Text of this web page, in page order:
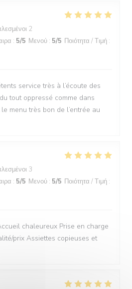
2
: 5/5 Μενού : 5/5 Ποιότητα / Τιμή :
service très à l’écoute des
tout oppressé comme dans
menu très bon de l’entrée au
3
: 5/5 Μενού : 5/5 Ποιότητα / Τιμή :
chaleureux Prise en charge
prix Assiettes copieuses et